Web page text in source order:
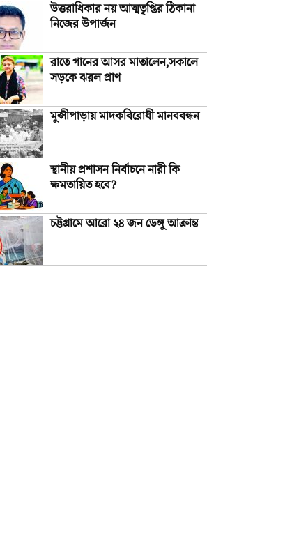
উত্তরাধিকার নয় আত্মতৃপ্তির ঠিকানা
নিজের উপার্জন
রাতে গানের আসর মাতালেন,সকালে
সড়কে ঝরল প্রাণ
মুন্সীপাড়ায় মাদকবিরোধী মানববন্ধন
স্থানীয় প্রশাসন নির্বাচনে নারী কি
ক্ষমতায়িত হবে?
চট্টগ্রামে আরো ২৪ জন ডেঙ্গু আক্রান্ত